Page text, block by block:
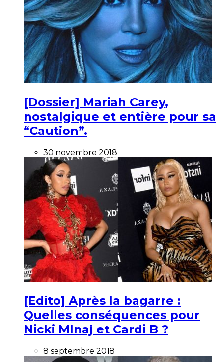
[Dossier] Mariah Carey,
nostalgique et entière pour sa
“Caution”.
30 novembre 2018
[Edito] Après la bagarre :
Quelles conséquences pour
Nicki MInaj et Cardi B ?
8 septembre 2018